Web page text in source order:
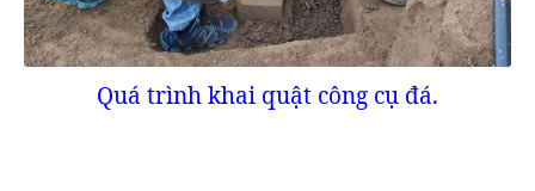
Quá trình khai quật công cụ đá.